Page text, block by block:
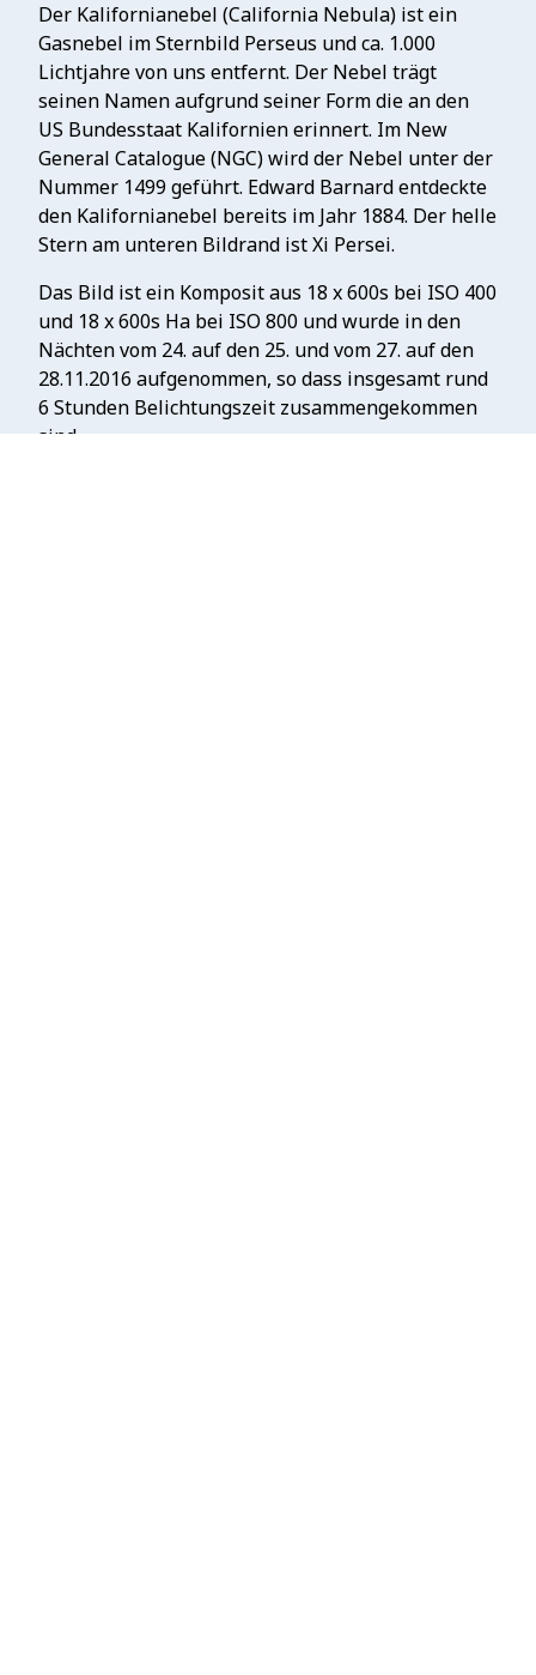
Der Kalifornianebel (California Nebula) ist ein
Gasnebel im Sternbild Perseus und ca. 1.000
Lichtjahre von uns entfernt. Der Nebel trägt
seinen Namen aufgrund seiner Form die an den
US Bundesstaat Kalifornien erinnert. Im New
General Catalogue (NGC) wird der Nebel unter der
Nummer 1499 geführt. Edward Barnard entdeckte
den Kalifornianebel bereits im Jahr 1884. Der helle
Stern am unteren Bildrand ist Xi Persei.
Das Bild ist ein Komposit aus 18 x 600s bei ISO 400
und 18 x 600s Ha bei ISO 800 und wurde in den
Nächten vom 24. auf den 25. und vom 27. auf den
28.11.2016 aufgenommen, so dass insgesamt rund
6 Stunden Belichtungszeit zusammengekommen
sind.